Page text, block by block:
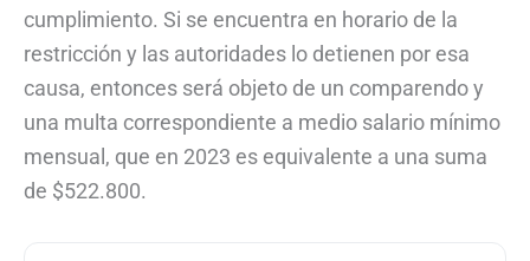
cumplimiento. Si se encuentra en horario de la
restricción y las autoridades lo detienen por esa
causa, entonces será objeto de un comparendo y
una multa correspondiente a medio salario mínimo
mensual, que en 2023 es equivalente a una suma
de $522.800.